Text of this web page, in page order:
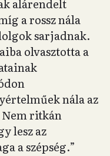
alárendelt
a rossz nála
sarjadnak.
olvasztotta a
nála az
ritkán
lesz az
a szépség.”